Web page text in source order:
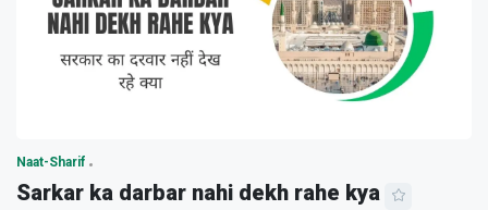
Naat-Sharif
Sarkar ka darbar nahi dekh rahe kya